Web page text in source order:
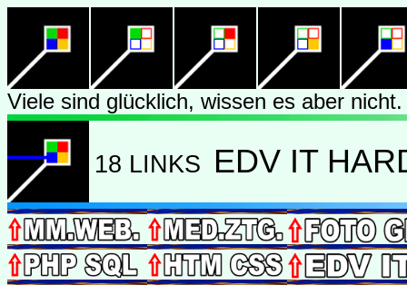
Viele sind glücklich, wissen es aber nicht.
18 LINKS EDV IT